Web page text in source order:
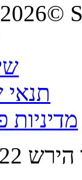
מדיניות